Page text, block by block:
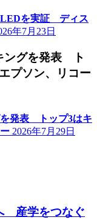
LEDを実証 ディス
年7月23日
ングを発表 ト
プソン、リコー
を発表 トップ3はキ
2026年7月29日
産学をつなぐ